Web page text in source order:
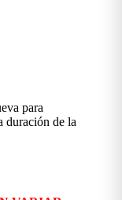
para
duración de la